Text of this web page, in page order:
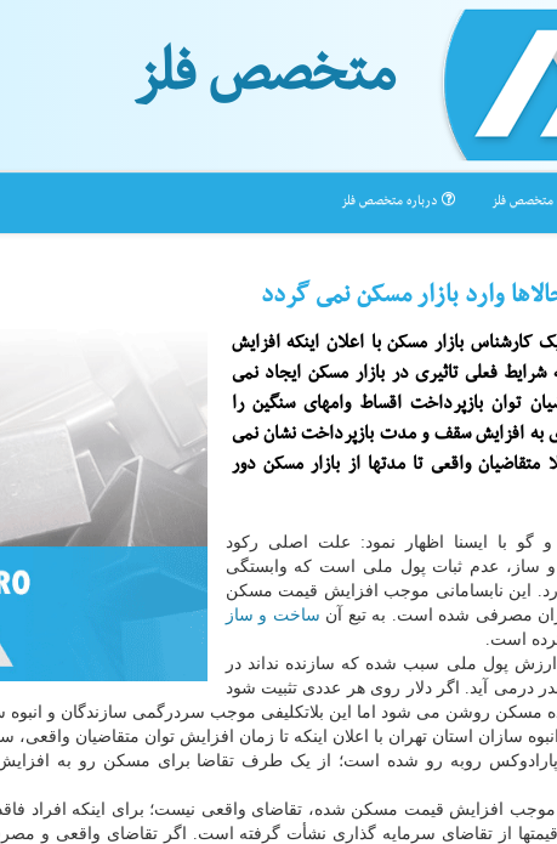
متخصص فلز
متخصص فلز درباره متخصص فلز
وارد بازار مسكن نمی گردد
بازار مسکن با اعلان اینکه افزایش
شرایط فعلی تاثیری در بازار مسکن ایجاد نمی
توان بازپرداخت اقساط وامهای سنگین را
ای به افزایش سقف و مدت بازپرداخت نشان نمی
متقاضیان واقعی تا مدتها از بازار مسکن دور
با ایسنا اظهار نمود: علت اصلی رکود
ساز، عدم ثبات پول ملی است که وابستگی
این نابسامانی موجب افزایش قیمت مسکن
مصرفی شده است. به تبع آن ساخت و ساز
است.
ارزش پول ملی سبب شده که سازنده نداند در
درمی آید. اگر دلار روی هر عددی تثبیت شود
مسکن روشن می شود اما این بلاتکلیفی موجب سردرگمی سازندگان و
سازان استان تهران با اعلان اینکه تا زمان افزایش توان متقاضیان
روبه رو شده است؛ از یک طرف تقاضا برای مسکن رو به
افزایش قیمت مسکن شده، تقاضای واقعی نیست؛ برای اینکه افراد فاقد
از تقاضای سرمایه گذاری نشأت گرفته است. اگر تقاضای واقعی و